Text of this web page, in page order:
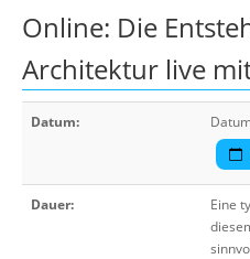
Online: Die
Architektur live
Datum:
Dauer:
Eine